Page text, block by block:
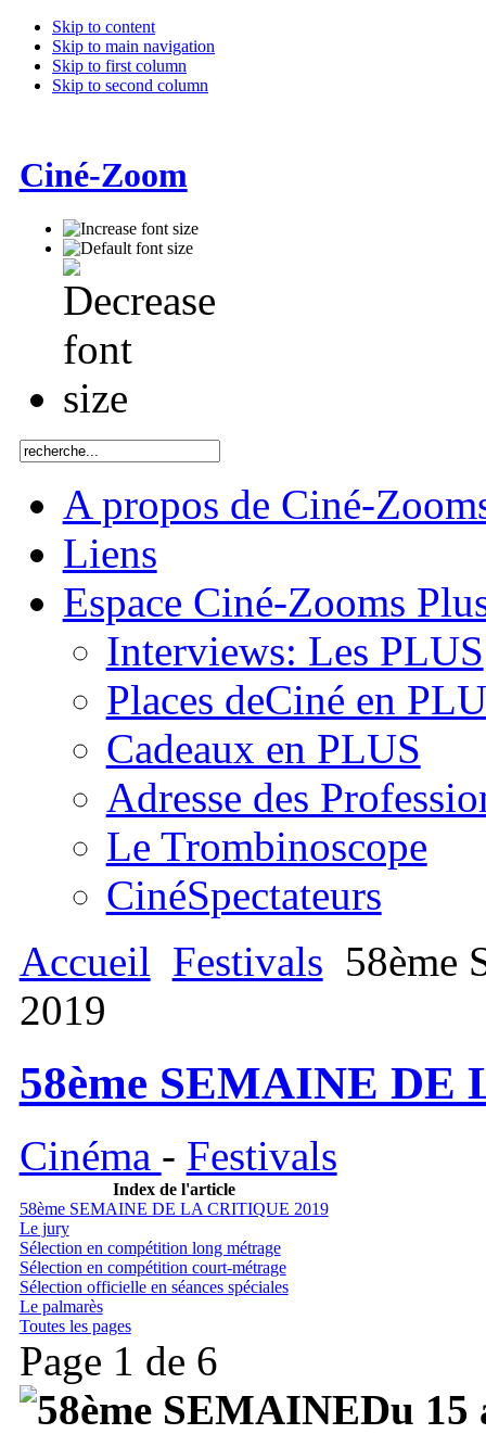
Skip to content
Skip to main navigation
Skip to first column
Skip to second column
Ciné-Zoom
A propos de Ciné-
Liens
Espace Ciné-Zooms
Interviews: Les PLUS
Places deCiné en
Cadeaux en PLUS
Adresse des
Le Trombinoscope
CinéSpectateurs
Accueil Festivals 58ème
2019
58ème SEMAINE DE
Cinéma - Festivals
Index de l'article
58ème SEMAINE DE LA CRITIQUE 2019
Le jury
Sélection en compétition long métrage
Sélection en compétition court-métrage
Sélection officielle en séances spéciales
Le palmarès
Toutes les pages
Page 1 de 6
Du 15